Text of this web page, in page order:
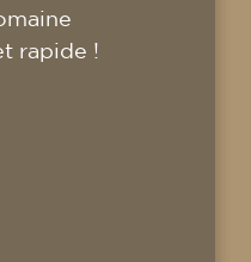
rapide !